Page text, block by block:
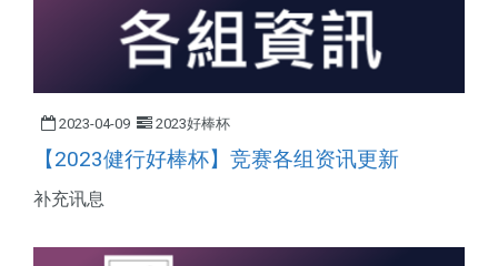
2023-04-09 2023好棒杯
【2023健行好棒杯】竞赛各组资讯更新
补充讯息